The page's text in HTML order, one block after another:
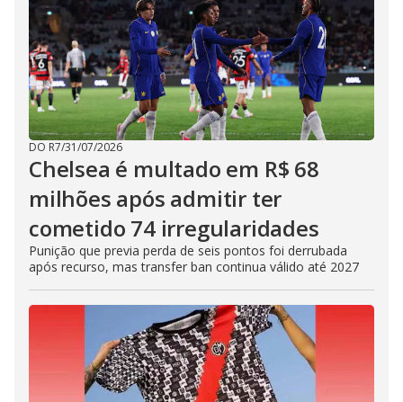
DO R7/31/07/2026
Chelsea é multado em R$ 68
milhões após admitir ter
cometido 74 irregularidades
Punição que previa perda de seis pontos foi derrubada
após recurso, mas transfer ban continua válido até 2027